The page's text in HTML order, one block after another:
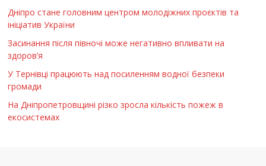
Дніпро стане головним центром молодіжних проєктів та
ініціатив України
Засинання після півночі може негативно впливати на
здоров’я
У Тернівці працюють над посиленням водної безпеки
громади
На Дніпропетровщині різко зросла кількість пожеж в
екосистемах